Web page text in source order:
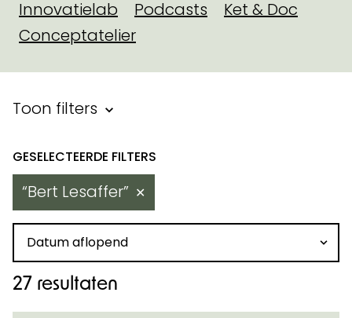
Innovatielab
Podcasts
Ket & Doc
Conceptatelier
Filter binnen toegekende
Toon filters
Resultaten
Bert Lesaffer ✕
Sorteren op datum
27 resultaten